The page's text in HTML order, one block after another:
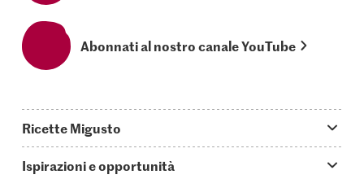
Abonnati al nostro canale YouTube
Ricette Migusto
Ispirazioni e opportunità